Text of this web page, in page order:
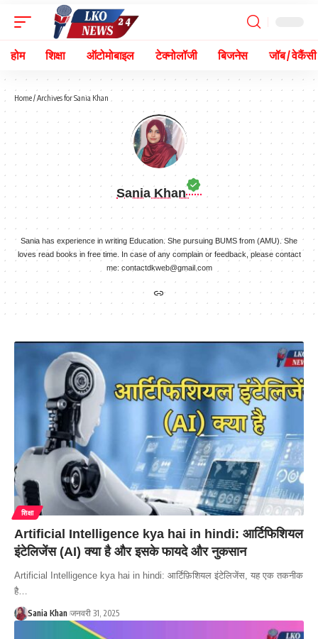
होम शिक्षा ऑटोमोबाइल टेक्नोलॉजी बिजनेस जॉब / वेकैंसी
Home/Archives for Sania Khan
Sania Khan
Sania has experience in writing Education. She pursuing BUMS from (AMU). She
loves read books in free time. In case of any complain or feedback, please contact
me: contactdkweb@gmail.com
शिक्षा
Artificial Intelligence kya hai in hindi: आर्टिफिशियल
इंटेलिजेंस (AI) क्या है और इसके फायदे और नुकसान
Artificial Intelligence kya hai in hindi: आर्टिफ़िशियल इंटेलिजेंस, यह एक तकनीक
है…
Sania Khan जनवरी 31, 2025